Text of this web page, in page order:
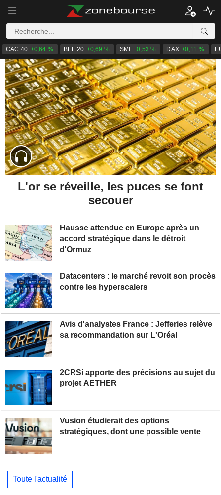
CAC 40 +0,64 % BEL 20 +0,69 % SMI +0,53 % DAX +0,11 %
Hausse attendue en Europe après un
accord stratégique dans le détroit
d'Ormuz
Datacenters : le marché revoit son procès
contre les hyperscalers
L'or se réveille, les puces se font
secouer
Avis d'analystes France : Jefferies relève
sa recommandation sur L'Oréal
2CRSi apporte des précisions au sujet du
projet AETHER
Vusion étudierait des options
stratégiques, dont une possible vente
Toute l'actualité